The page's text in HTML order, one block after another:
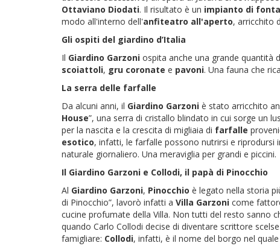
Ottaviano Diodati. Il risultato è un impianto di
modo all'interno dell'anfiteatro all'aperto, arricchito
Gli ospiti del giardino d’Italia
Il Giardino Garzoni ospita anche una grande quantità
scoiattoli, gru coronate e pavoni. Una fauna che
La serra delle farfalle
Da alcuni anni, il Giardino Garzoni è stato arricchito
House”, una serra di cristallo blindato in cui sorge un
per la nascita e la crescita di migliaia di farfalle
esotico, infatti, le farfalle possono nutrirsi e
naturale giornaliero. Una meraviglia per grandi e piccini.
Il Giardino Garzoni e Collodi, il papà di Pinocchio
Al Giardino Garzoni, Pinocchio è legato nella storia
di Pinocchio”, lavorò infatti a Villa Garzoni come
cucine profumate della Villa. Non tutti del resto sanno
quando Carlo Collodi decise di diventare scrittore
famigliare: Collodi, infatti, è il nome del borgo nel